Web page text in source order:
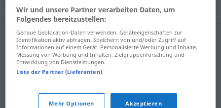
Wir und unsere Partner verarbeiten Daten, um
Folgendes bereitzustellen:
Genaue Geolocation-Daten verwenden. Geräteeigenschaften zur
Identifikation aktiv abfragen. Speichern von und/oder Zugriff auf
Informationen auf einem Gerät. Personalisierte Werbung und Inhalte,
Messung von Werbung und Inhalten, Zielgruppenforschung und
Entwicklung von Dienstleistungen.
Liste der Partner (Lieferanten)
Mehr Optionen Akzeptieren